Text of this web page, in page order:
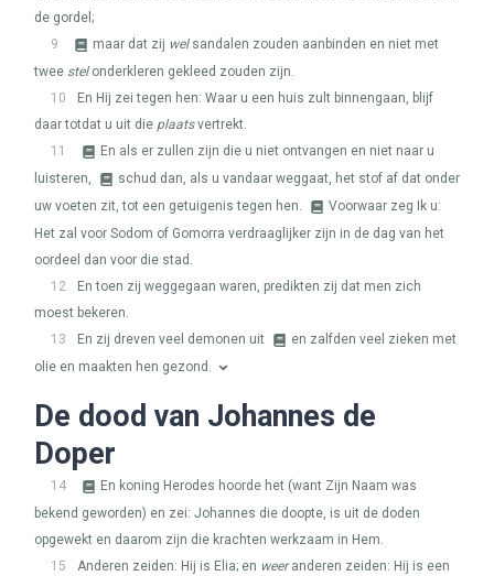
de gordel;
9
maar dat zij welsandalen zouden aanbinden en niet met
twee stelonderkleren gekleed zouden zijn.
10
En Hij zei tegen hen: Waar u een huis zult binnengaan, blijf
daar totdat u uit die plaatsvertrekt.
11
En als er zullen zijn die u niet ontvangen en niet naar u
luisteren,
schud dan, als u vandaar weggaat, het stof af dat onder
uw voeten zit, tot een getuigenis tegen hen.
Voorwaar zeg Ik u:
Het zal voor Sodom of Gomorra verdraaglijker zijn in de dag van het
oordeel dan voor die stad.
12
En toen zij weggegaan waren, predikten zij dat men zich
moest bekeren.
13
En zij dreven veel demonen uit
en zalfden veel zieken met
olie en maakten hen gezond.
De dood van Johannes de
Doper
14
En koning Herodes hoorde het (want Zijn Naam was
bekend geworden) en zei: Johannes die doopte, is uit de doden
opgewekt en daarom zijn die krachten werkzaam in Hem.
15
Anderen zeiden: Hij is Elia; en weeranderen zeiden: Hij is een